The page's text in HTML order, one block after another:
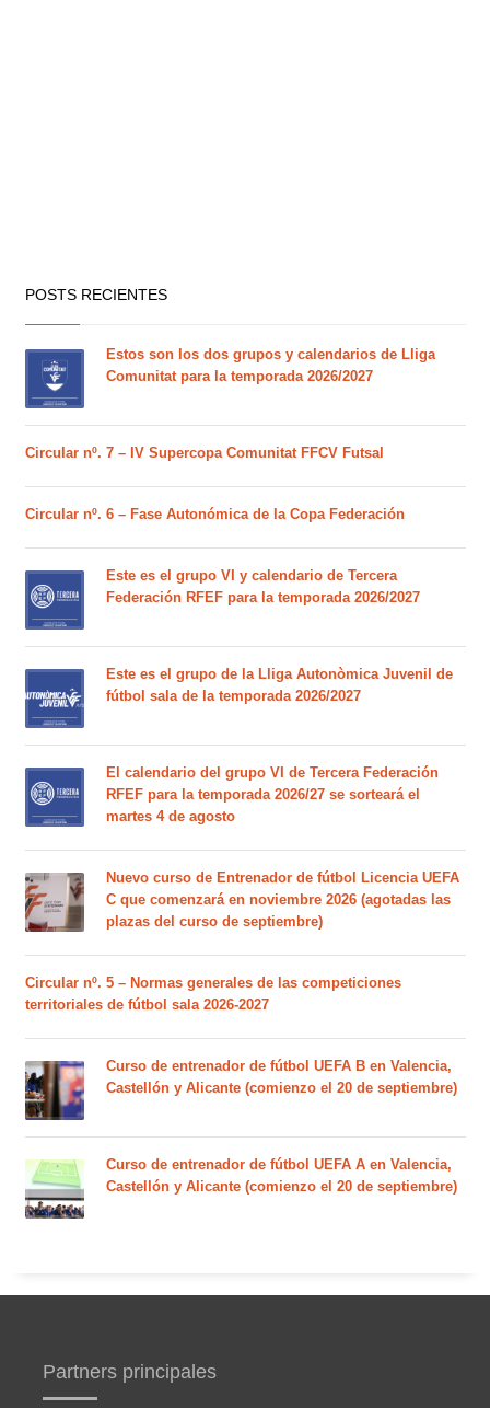
POSTS RECIENTES
Estos son los dos grupos y calendarios de Lliga
Comunitat para la temporada 2026/2027
Circular nº. 7 – IV Supercopa Comunitat FFCV Futsal
Circular nº. 6 – Fase Autonómica de la Copa Federación
Este es el grupo VI y calendario de Tercera
Federación RFEF para la temporada 2026/2027
Este es el grupo de la Lliga Autonòmica Juvenil de
fútbol sala de la temporada 2026/2027
El calendario del grupo VI de Tercera Federación
RFEF para la temporada 2026/27 se sorteará el
martes 4 de agosto
Nuevo curso de Entrenador de fútbol Licencia UEFA
C que comenzará en noviembre 2026 (agotadas las
plazas del curso de septiembre)
Circular nº. 5 – Normas generales de las competiciones
territoriales de fútbol sala 2026-2027
Curso de entrenador de fútbol UEFA B en Valencia,
Castellón y Alicante (comienzo el 20 de septiembre)
Curso de entrenador de fútbol UEFA A en Valencia,
Castellón y Alicante (comienzo el 20 de septiembre)
Partners principales